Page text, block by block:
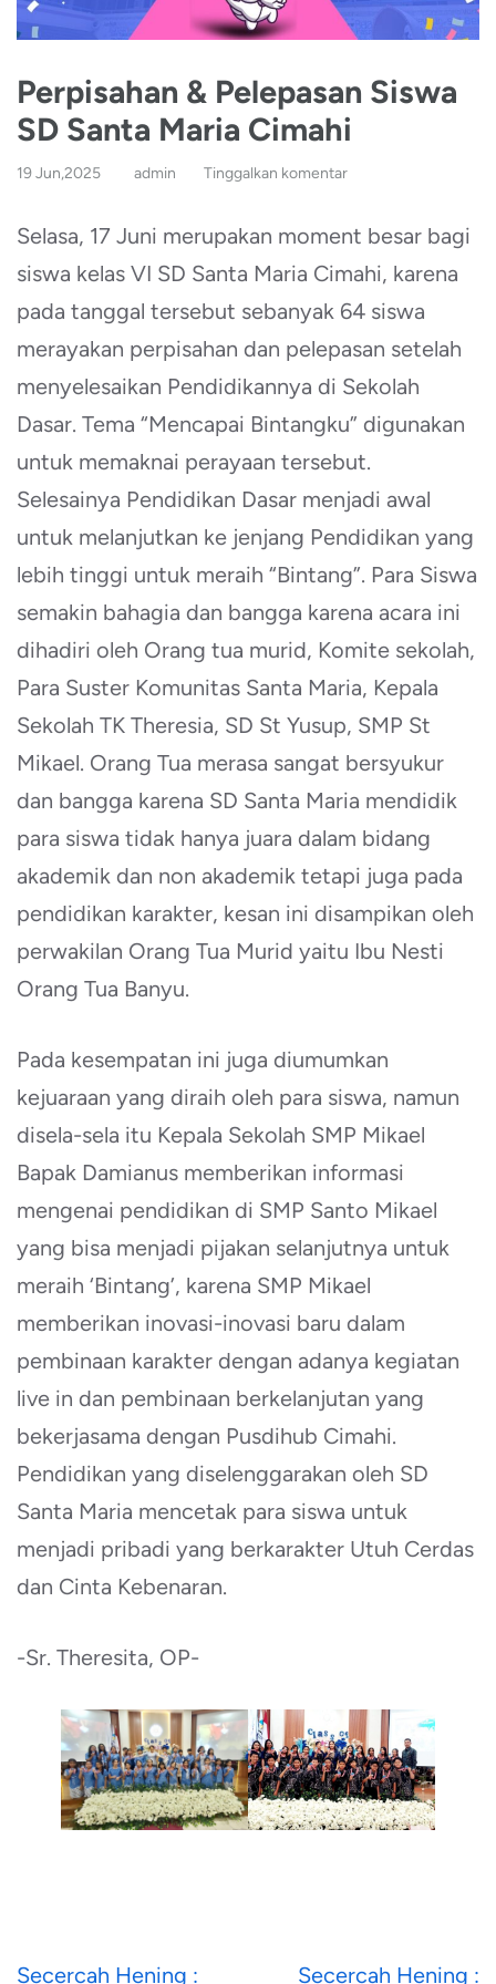
Perpisahan & Pelepasan Siswa
SD Santa Maria Cimahi
19 Jun,2025 admin Tinggalkan komentar
Selasa, 17 Juni merupakan moment besar bagi
siswa kelas VI SD Santa Maria Cimahi, karena
pada tanggal tersebut sebanyak 64 siswa
merayakan perpisahan dan pelepasan setelah
menyelesaikan Pendidikannya di Sekolah
Dasar. Tema “Mencapai Bintangku” digunakan
untuk memaknai perayaan tersebut.
Selesainya Pendidikan Dasar menjadi awal
untuk melanjutkan ke jenjang Pendidikan yang
lebih tinggi untuk meraih “Bintang”. Para Siswa
semakin bahagia dan bangga karena acara ini
dihadiri oleh Orang tua murid, Komite sekolah,
Para Suster Komunitas Santa Maria, Kepala
Sekolah TK Theresia, SD St Yusup, SMP St
Mikael. Orang Tua merasa sangat bersyukur
dan bangga karena SD Santa Maria mendidik
para siswa tidak hanya juara dalam bidang
akademik dan non akademik tetapi juga pada
pendidikan karakter, kesan ini disampikan oleh
perwakilan Orang Tua Murid yaitu Ibu Nesti
Orang Tua Banyu.
Pada kesempatan ini juga diumumkan
kejuaraan yang diraih oleh para siswa, namun
disela-sela itu Kepala Sekolah SMP Mikael
Bapak Damianus memberikan informasi
mengenai pendidikan di SMP Santo Mikael
yang bisa menjadi pijakan selanjutnya untuk
meraih ‘Bintang’, karena SMP Mikael
memberikan inovasi-inovasi baru dalam
pembinaan karakter dengan adanya kegiatan
live in dan pembinaan berkelanjutan yang
bekerjasama dengan Pusdihub Cimahi.
Pendidikan yang diselenggarakan oleh SD
Santa Maria mencetak para siswa untuk
menjadi pribadi yang berkarakter Utuh Cerdas
dan Cinta Kebenaran.
-Sr. Theresita, OP-
Navigasi
Secercah Hening : Secercah Hening :